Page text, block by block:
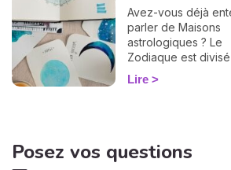
Avez-vous déjà
parler de Maisons
astrologiques ? Le
Zodiaque est
douze Maisons et
correspond à une
naissance, elles
rôle très important
Lire
Posez vos questions